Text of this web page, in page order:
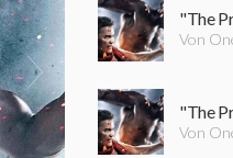
Von
Von